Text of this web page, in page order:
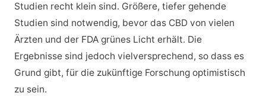
Studien recht klein sind. Größere, tiefer gehende
Studien sind notwendig, bevor das CBD von vielen
Ärzten und der FDA grünes Licht erhält. Die
Ergebnisse sind jedoch vielversprechend, so dass es
Grund gibt, für die zukünftige Forschung optimistisch
zu sein.